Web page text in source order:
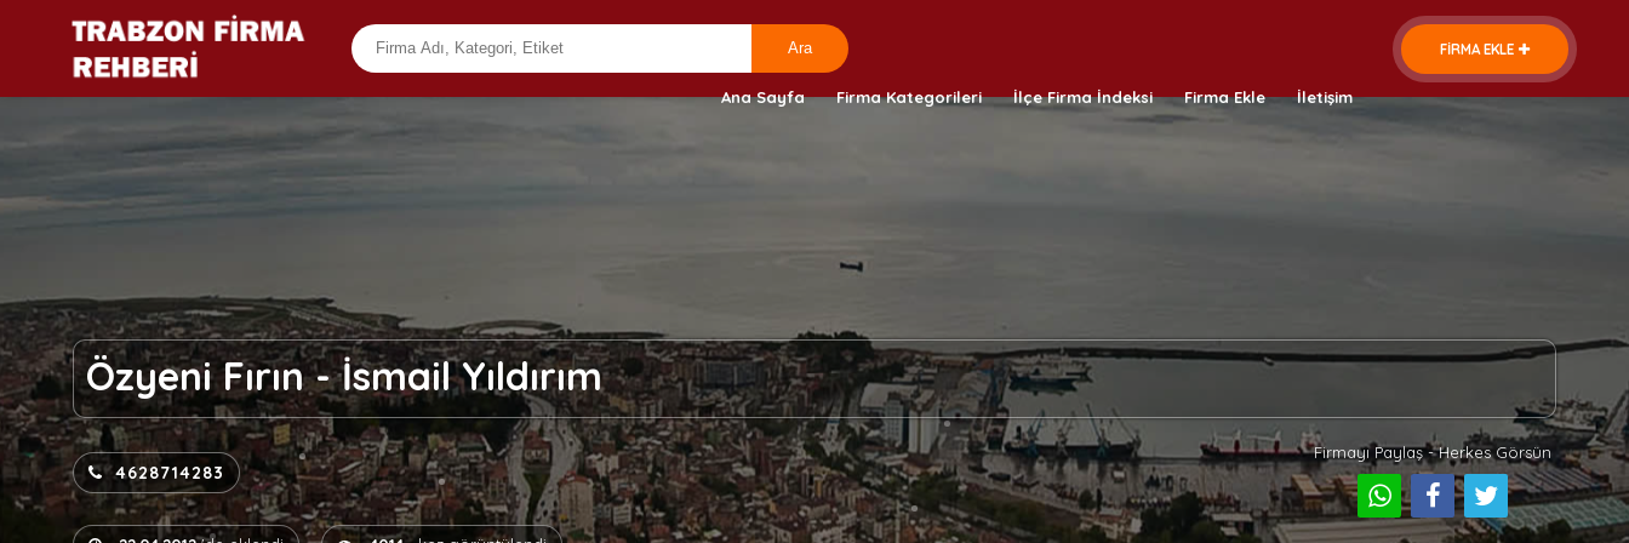
FİRMA EKLE
Ana Sayfa Firma Kategorileri İlçe Firma İndeksi Firma Ekle İletişim
Özyeni Fırın - İsmail Yıldırım
4628714283
Firmayı Paylaş - Herkes Görsün